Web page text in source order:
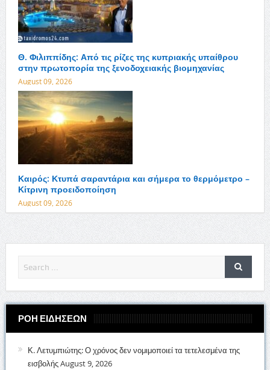
Θ. Φιλιππίδης: Από τις ρίζες της κυπριακής υπαίθρου
στην πρωτοπορία της ξενοδοχειακής βιομηχανίας
August 09, 2026
Καιρός: Κτυπά σαραντάρια και σήμερα το θερμόμετρο –
Κίτρινη προειδοποίηση
August 09, 2026
ΡΟΗ ΕΙΔΗΣΕΩΝ
Κ. Λετυμπιώτης: Ο χρόνος δεν νομιμοποιεί τα τετελεσμένα της
εισβολήςAugust 9, 2026